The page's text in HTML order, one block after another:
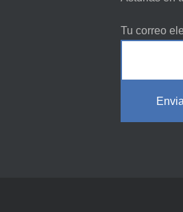
Tu correo